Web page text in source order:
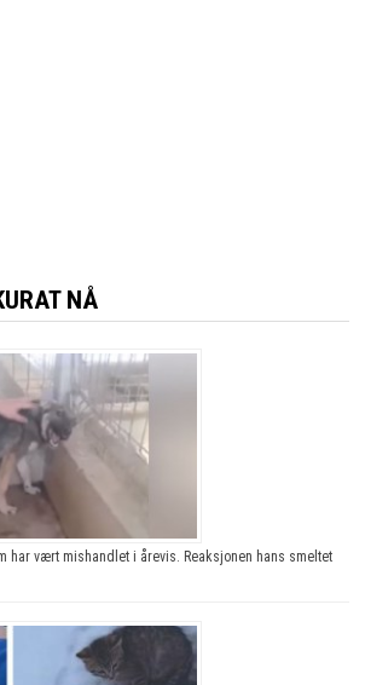
NÅ
har vært mishandlet i årevis. Reaksjonen hans smeltet